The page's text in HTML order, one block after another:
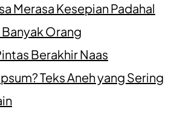
Merasa Kesepian Padahal
Orang
Berakhir Naas
Teks Aneh yang Sering